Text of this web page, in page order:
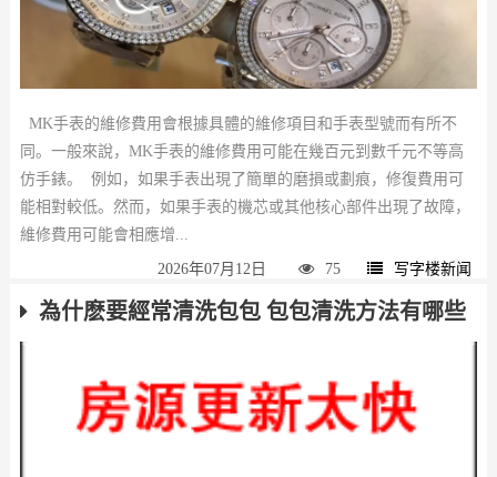
MK手表的維修費用會根據具體的維修項目和手表型號而有所不
同。一般來說，MK手表的維修費用可能在幾百元到數千元不等高
仿手錶。 例如，如果手表出現了簡單的磨損或劃痕，修復費用可
能相對較低。然而，如果手表的機芯或其他核心部件出現了故障，
維修費用可能會相應增...
2026年07月12日 75 写字楼新闻
為什麽要經常清洗包包 包包清洗方法有哪些